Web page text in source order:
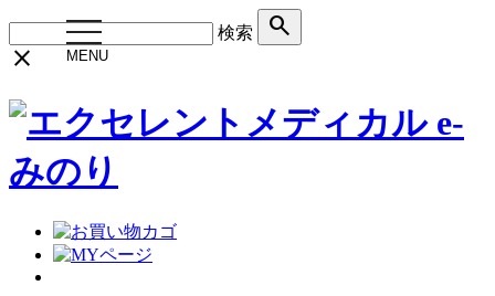
検索
search
close
toggle
navigation
MENU